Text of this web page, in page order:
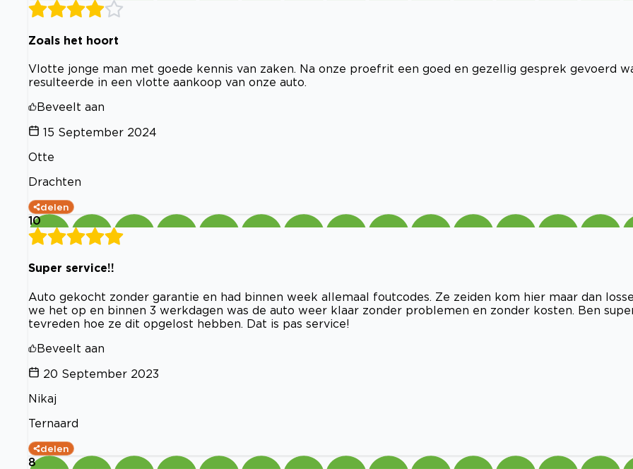
Zoals het hoort
Vlotte jonge man met goede kennis van zaken. Na onze proefrit een goed en gezellig gesprek gevoerd
resulteerde in een vlotte aankoop van onze auto.
Beveelt aan
15 September 2024
Otte
Drachten
delen
10
Super service!!
Auto gekocht zonder garantie en had binnen week allemaal foutcodes. Ze zeiden kom hier maar dan
we het op en binnen 3 werkdagen was de auto weer klaar zonder problemen en zonder kosten. Ben
tevreden hoe ze dit opgelost hebben. Dat is pas service!
Beveelt aan
20 September 2023
Nikaj
Ternaard
delen
8